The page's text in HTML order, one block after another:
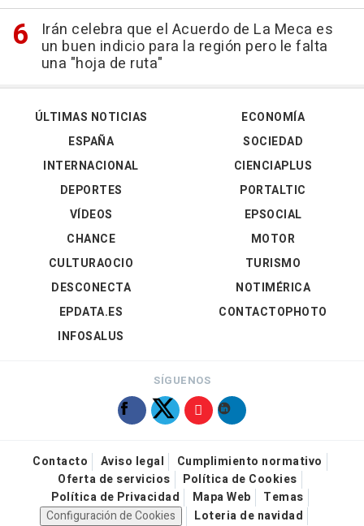
Irán celebra que el Acuerdo de La Meca es
un buen indicio para la región pero le falta
una "hoja de ruta"
ÚLTIMAS NOTICIAS
ESPAÑA
INTERNACIONAL
DEPORTES
VÍDEOS
ECONOMÍA
SOCIEDAD
CIENCIAPLUS
PORTALTIC
EPSOCIAL
CHANCE
CULTURAOCIO
DESCONECTA
EPDATA.ES
INFOSALUS
MOTOR
TURISMO
NOTIMÉRICA
CONTACTOPHOTO
SÍGUENOS
Contacto Aviso legal
Cumplimiento normativo
Oferta de servicios
Política de Cookies
Política de Privacidad
Mapa Web
Temas
Configuración de Cookies
Loteria de navidad